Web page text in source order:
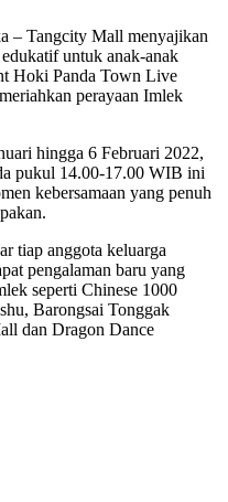
– Tangcity Mall menyajikan
untuk anak-anak
Hoki Panda Town Live
perayaan Imlek
hingga 6 Februari 2022,
pukul 14.00-17.00 WIB ini
kebersamaan yang penuh
tiap anggota keluarga
pengalaman baru yang
seperti Chinese 1000
Barongsai Tonggak
dan Dragon Dance